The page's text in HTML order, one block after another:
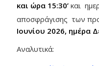
και ώρα 15:30’και
αποσφράγισης των
Ιουνίου 2026, ημέρα
Αναλυτικά: